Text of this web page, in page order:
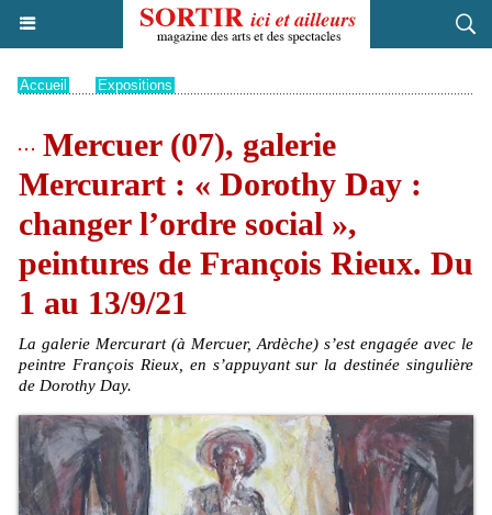
Accueil Expositions
Mercuer (07), galerie
Mercurart : « Dorothy Day :
changer l’ordre social »,
peintures de François Rieux. Du
1 au 13/9/21
La galerie Mercurart (à Mercuer, Ardèche) s’est engagée avec le
peintre François Rieux, en s’appuyant sur la destinée singulière
de Dorothy Day.